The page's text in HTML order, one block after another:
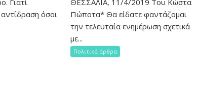
δράσεων
όσοι
δημοσιογραφίας
Πώποτα* Θα είδατε φαντάζομαι
την τελευταία ενημέρωση σχετικά
με...
Πολιτικά άρθρα